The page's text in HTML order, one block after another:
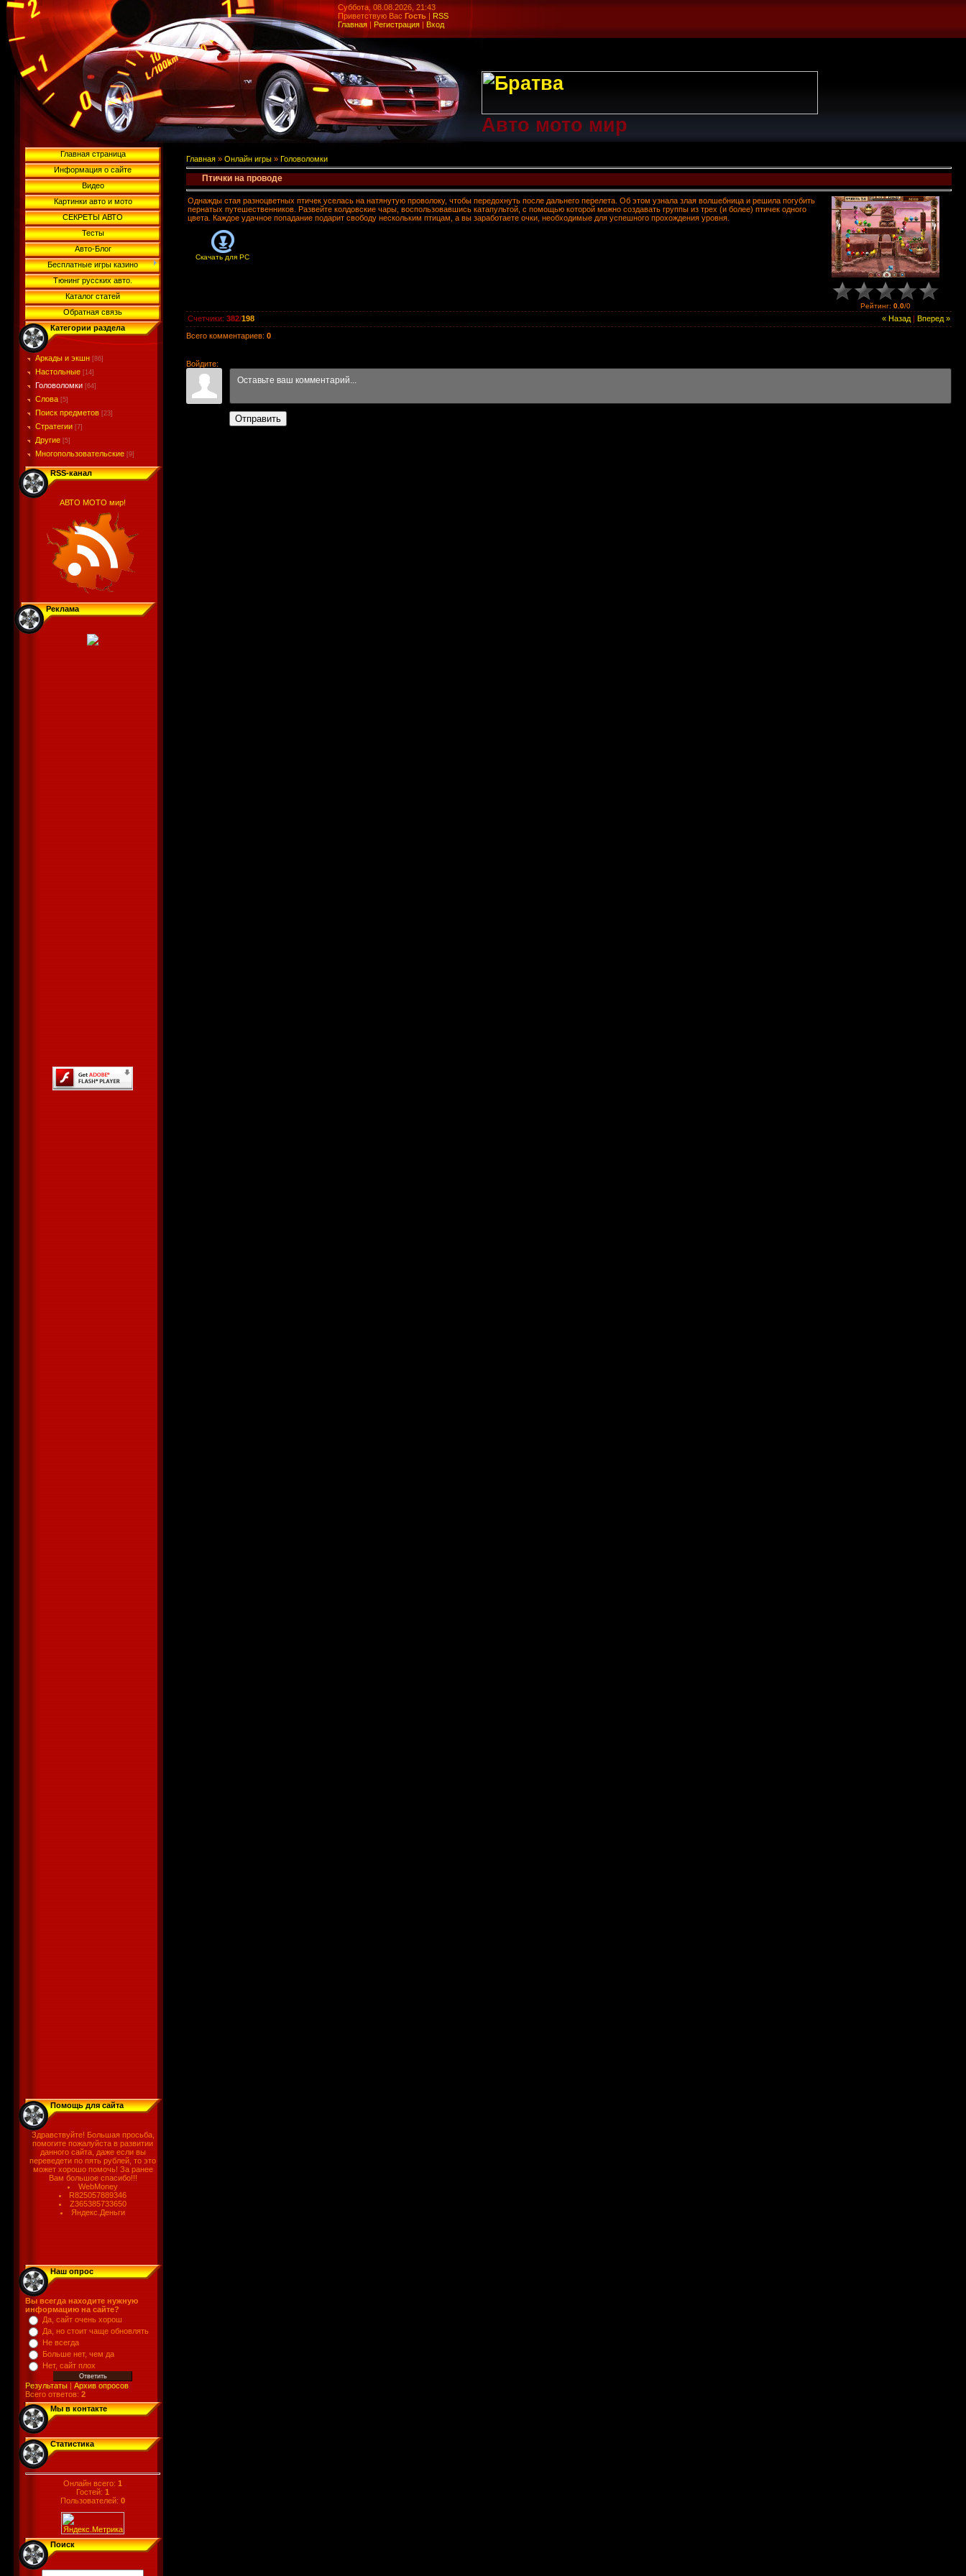
Суббота, 08.08.2026, 21:43
Приветствую Вас Гость | RSS
Главная | Регистрация | Вход
Авто мото мир
Главная страница
Информация о сайте
Видео
Картинки авто и мото
СЕКРЕТЫ АВТО
Тесты
Авто-Блог
Бесплатные игры казино
Тюнинг русских авто.
Каталог статей
Обратная связь
Категории раздела
Аркады и экшн [86]
Настольные [14]
Головоломки [64]
Слова [5]
Поиск предметов [23]
Стратегии [7]
Другие [5]
Многопользовательские [9]
RSS-канал
АВТО МОТО мир!
Реклама
Помощь для сайта
Здравствуйте! Большая просьба,
помогите пожалуйста в развитии
данного сайта, даже если вы
переведети по пять рублей, то это
может хорошо помочь! За ранее
Вам большое спасибо!!!
WebMoney
R825057889346
Z365385733650
Яндекс.Деньги
Наш опрос
Вы всегда находите нужную
информацию на сайте?
Да, сайт очень хорош
Да, но стоит чаще обновлять
Не всегда
Больше нет, чем да
Нет, сайт плох
Результаты | Архив опросов
Всего ответов: 2
Мы в контакте
Статистика
Онлайн всего: 1
Гостей: 1
Пользователей: 0
Поиск
Главная » Онлайн игры » Головоломки
Птички на проводе
Однажды стая разноцветных птичек уселась на натянутую проволоку, чтобы передохнуть после дальнего перелета. Об этом узнала злая волшебница и решила погубить
пернатых путешественников. Развейте колдовские чары, воспользовавшись катапультой, с помощью которой можно создавать группы из трех (и более) птичек одного
цвета. Каждое удачное попадание подарит свободу нескольким птицам, а вы заработаете очки, необходимые для успешного прохождения уровня.
Скачать для PC
Рейтинг: 0.0/0
« Назад Вперед »
Счетчики: 382/198
Всего комментариев: 0
Войдите:
Отправить